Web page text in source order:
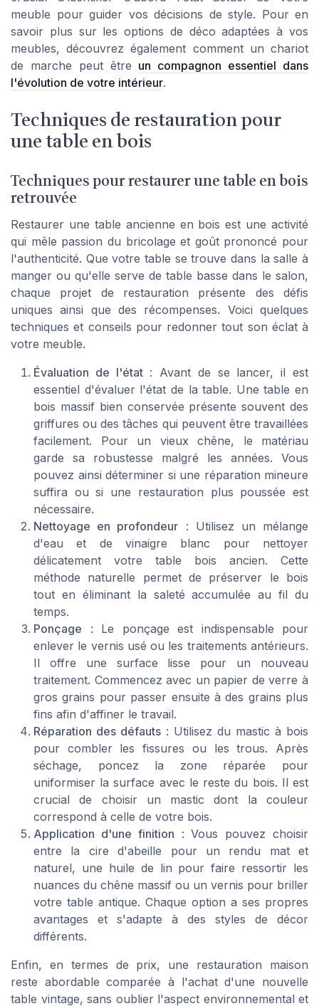
meuble pour guider vos décisions de style. Pour en
savoir plus sur les options de déco adaptées à vos
meubles, découvrez également comment un chariot
de marche peut être un compagnon essentiel dans
l'évolution de votre intérieur.
Techniques de restauration pour
une table en bois
Techniques pour restaurer une table en bois
retrouvée
Restaurer une table ancienne en bois est une activité
qui mêle passion du bricolage et goût prononcé pour
l'authenticité. Que votre table se trouve dans la salle à
manger ou qu'elle serve de table basse dans le salon,
chaque projet de restauration présente des défis
uniques ainsi que des récompenses. Voici quelques
techniques et conseils pour redonner tout son éclat à
votre meuble.
Évaluation de l'état: Avant de se lancer, il est
essentiel d'évaluer l'état de la table. Une table en
bois massif bien conservée présente souvent des
griffures ou des tâches qui peuvent être travaillées
facilement. Pour un vieux chêne, le matériau
garde sa robustesse malgré les années. Vous
pouvez ainsi déterminer si une réparation mineure
suffira ou si une restauration plus poussée est
nécessaire.
Nettoyage en profondeur : Utilisez un mélange
d'eau et de vinaigre blanc pour nettoyer
délicatement votre table bois ancien. Cette
méthode naturelle permet de préserver le bois
tout en éliminant la saleté accumulée au fil du
temps.
Ponçage : Le ponçage est indispensable pour
enlever le vernis usé ou les traitements antérieurs.
Il offre une surface lisse pour un nouveau
traitement. Commencez avec un papier de verre à
gros grains pour passer ensuite à des grains plus
fins afin d'affiner le travail.
Réparation des défauts : Utilisez du mastic à bois
pour combler les fissures ou les trous. Après
séchage, poncez la zone réparée pour
uniformiser la surface avec le reste du bois. Il est
crucial de choisir un mastic dont la couleur
correspond à celle de votre bois.
Application d'une finition : Vous pouvez choisir
entre la cire d'abeille pour un rendu mat et
naturel, une huile de lin pour faire ressortir les
nuances du chêne massif ou un vernis pour briller
votre table antique. Chaque option a ses propres
avantages et s'adapte à des styles de décor
différents.
Enfin, en termes de prix, une restauration maison
reste abordable comparée à l'achat d'une nouvelle
table vintage, sans oublier l'aspect environnemental et